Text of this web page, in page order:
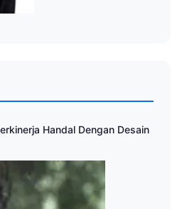
Handal Dengan Desain